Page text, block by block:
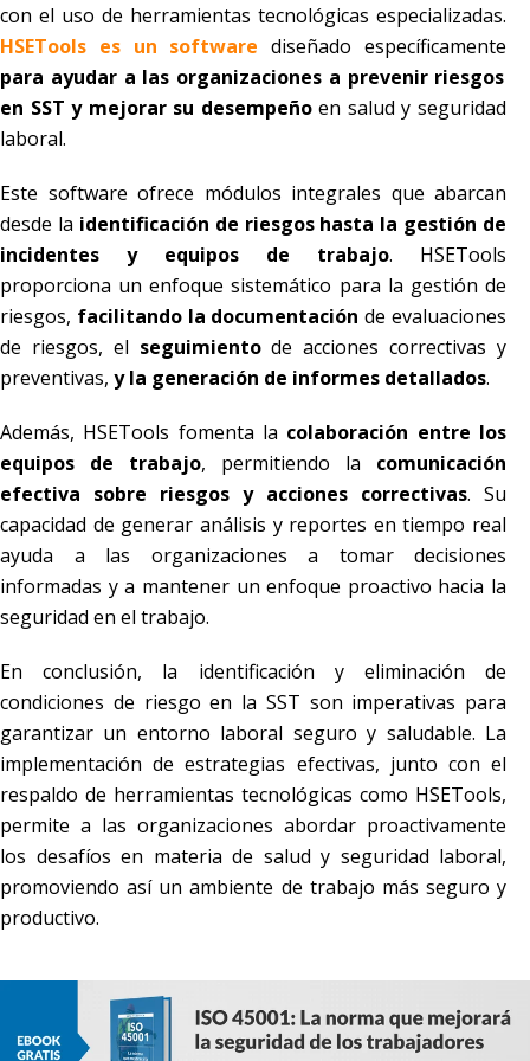
con el uso de herramientas tecnológicas especializadas.
HSETools es un software diseñado específicamente
para ayudar a las organizaciones a prevenir riesgos
en SST y mejorar su desempeñoen salud y seguridad
laboral.
Este software ofrece módulos integrales que abarcan
desde la identificación de riesgos hasta la gestión de
incidentes y equipos de trabajo. HSETools
proporciona un enfoque sistemático para la gestión de
riesgos, facilitando la documentación de evaluaciones
de riesgos, el seguimientode acciones correctivas y
preventivas, y la generación de informes detallados.
Además, HSETools fomenta la colaboración entre los
equipos de trabajo, permitiendo la comunicación
efectiva sobre riesgos y acciones correctivas. Su
capacidad de generar análisis y reportes en tiempo real
ayuda a las organizaciones a tomar decisiones
informadas y a mantener un enfoque proactivo hacia la
seguridad en el trabajo.
En conclusión, la identificación y eliminación de
condiciones de riesgo en la SST son imperativas para
garantizar un entorno laboral seguro y saludable. La
implementación de estrategias efectivas, junto con el
respaldo de herramientas tecnológicas como HSETools,
permite a las organizaciones abordar proactivamente
los desafíos en materia de salud y seguridad laboral,
promoviendo así un ambiente de trabajo más seguro y
productivo.